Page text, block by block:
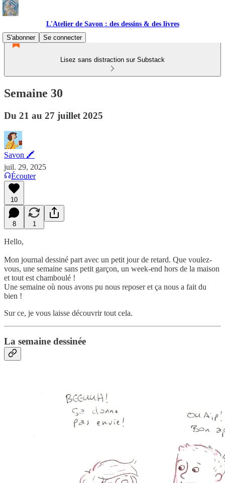
L'Atelier de Savon : des dessins & des livres
S'abonner
Se connecter
Lisez sans distraction sur Substack
Semaine 30
Du 21 au 27 juillet 2025
Savon 🖍
juil. 29, 2025
Écouter
10
8 1
Hello,
Mon journal dessiné part avec un petit jour de retard. Que voulez-
vous, une semaine sans petit garçon, un week-end hors de la maison
et tout est chamboulé !
Une semaine où nous avons pu nous reposer et ça nous a fait du
bien !
Sur ce, je vous laisse découvrir tout cela.
La semaine dessinée